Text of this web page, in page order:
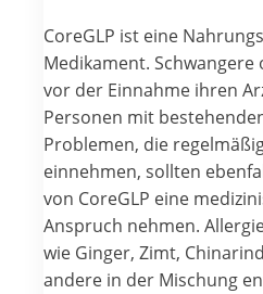
CoreGLP ist eine
Medikament.
vor der Einnahme ihren
Personen mit
Problemen, die
einnehmen, sollten
von CoreGLP eine
Anspruch nehmen.
wie Ginger, Zimt,
andere in der Mischung